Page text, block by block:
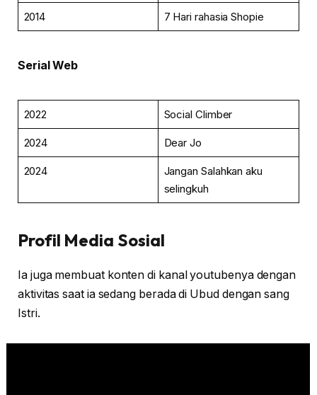
2014 7 Hari rahasia Shopie
Serial Web
2022 Social Climber
2024 Dear Jo
2024
Jangan Salahkan aku
selingkuh
Profil Media Sosial
Ia juga membuat konten di kanal youtubenya dengan
aktivitas saat ia sedang berada di Ubud dengan sang
Istri.